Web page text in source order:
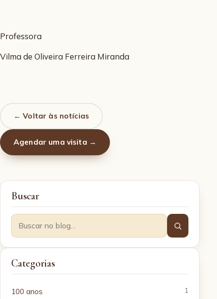
Professora
Vilma de Oliveira Ferreira Miranda
← Voltar às notícias
Agendar uma visita →
Buscar
Categorias
100 anos 1